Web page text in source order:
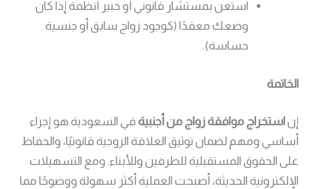
استعن بمستشار قانوني أو خبير أنظمة إذا كان
وضعك معقدًا (كوجود زواج سابق أو جنسية
حساسة).
الخاتمة
إناستخراج موافقة زواج من أجنبية في السعودية هو إجراء
أساسي ومهم لضمان توثيق العلاقة الزوجية قانونيًا، والحفاظ
على الحقوق المستقبلية للطرفين وللأبناء. ومع التسهيلات
الإلكترونية الحديثة، أصبحت العملية أكثر سهولة ووضوحًا مما